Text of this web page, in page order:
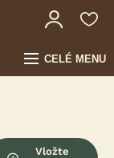
CELÉ MENU
Vložte